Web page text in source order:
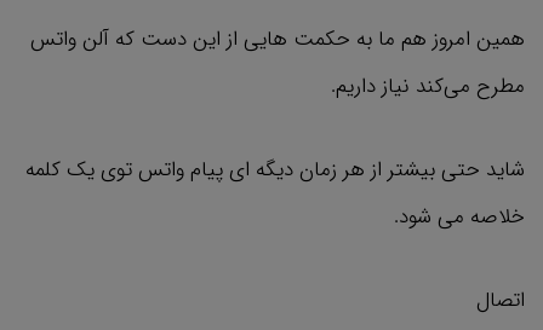
همین امروز هم ما به حکمت هایی از این دست که آلن واتس
مطرح می‌کند نیاز داریم.
شاید حتی بیشتر از هر زمان دیگه ای پیام واتس توی یک کلمه
خلاصه می شود.
اتصال